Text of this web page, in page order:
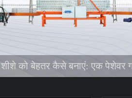
को बेहतर कैसे बनाएं: एक पेशेवर